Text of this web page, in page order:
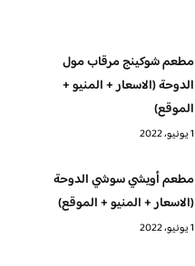
مطعم شوكينج مرقاب مول
الدوحة (الاسعار + المنيو +
الموقع)
1 يونيو، 2022
مطعم أويشي سوشي الدوحة
(الاسعار + المنيو + الموقع)
1 يونيو، 2022